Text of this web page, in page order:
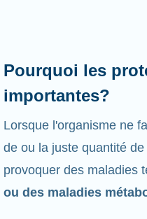
Pourquoi les
importantes?
Lorsque l'organisme ne
de ou la juste quantité
provoquer des maladies
ou des maladies